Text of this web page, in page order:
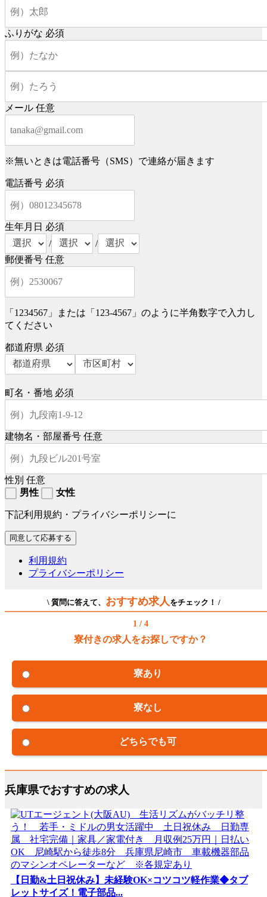
ふりがな 必須
メール 任意
※無いときは電話番号（SMS）で連絡が届きます
電話番号 必須
生年月日 必須
/
/
郵便番号 任意
「1234567」または「123-4567」のように半角数字で入力し
てください
都道府県 必須
町名・番地 必須
建物名・部屋番号 任意
性別 任意
男性
女性
下記利用規約・プライバシーポリシーに
利用規約
プライバシーポリシー
\ 質問に答えて、 おすすめ求人 をチェック！ /
1 / 4
寮付きの求人をお探しですか？
寮あり
寮なし
どちらでも可
兵庫県でおすすめの求人
【日勤&土日祝休み】未経験OK×コツコツ軽作業◆タブ
レットサイズ！電子部品...